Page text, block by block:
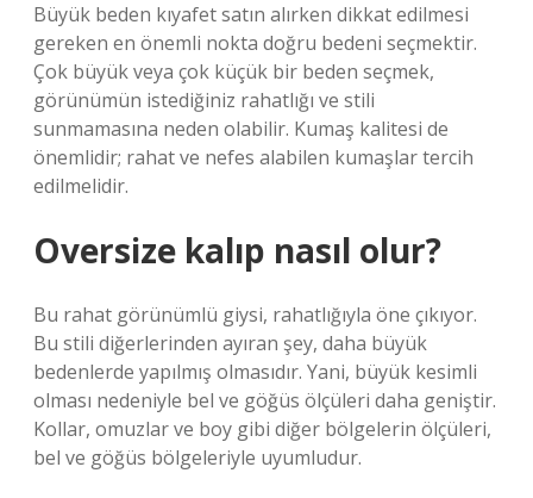
Büyük beden kıyafet satın alırken dikkat edilmesi
gereken en önemli nokta doğru bedeni seçmektir.
Çok büyük veya çok küçük bir beden seçmek,
görünümün istediğiniz rahatlığı ve stili
sunmamasına neden olabilir. Kumaş kalitesi de
önemlidir; rahat ve nefes alabilen kumaşlar tercih
edilmelidir.
Oversize kalıp nasıl olur?
Bu rahat görünümlü giysi, rahatlığıyla öne çıkıyor.
Bu stili diğerlerinden ayıran şey, daha büyük
bedenlerde yapılmış olmasıdır. Yani, büyük kesimli
olması nedeniyle bel ve göğüs ölçüleri daha geniştir.
Kollar, omuzlar ve boy gibi diğer bölgelerin ölçüleri,
bel ve göğüs bölgeleriyle uyumludur.